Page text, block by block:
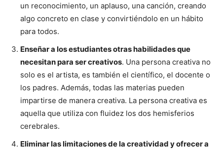
un reconocimiento, un aplauso, una canción, creando
algo concreto en clase y convirtiéndolo en un hábito
para todos.
Enseñar a los estudiantes otras habilidades que
necesitan para ser creativos. Una persona creativa no
solo es el artista, es también el científico, el docente o
los padres. Además, todas las materias pueden
impartirse de manera creativa. La persona creativa es
aquella que utiliza con fluidez los dos hemisferios
cerebrales.
Eliminar las limitaciones de la creatividad y ofrecer a